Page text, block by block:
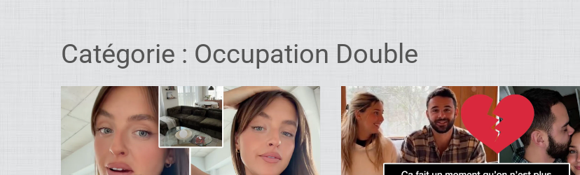
Catégorie : Occupation Double